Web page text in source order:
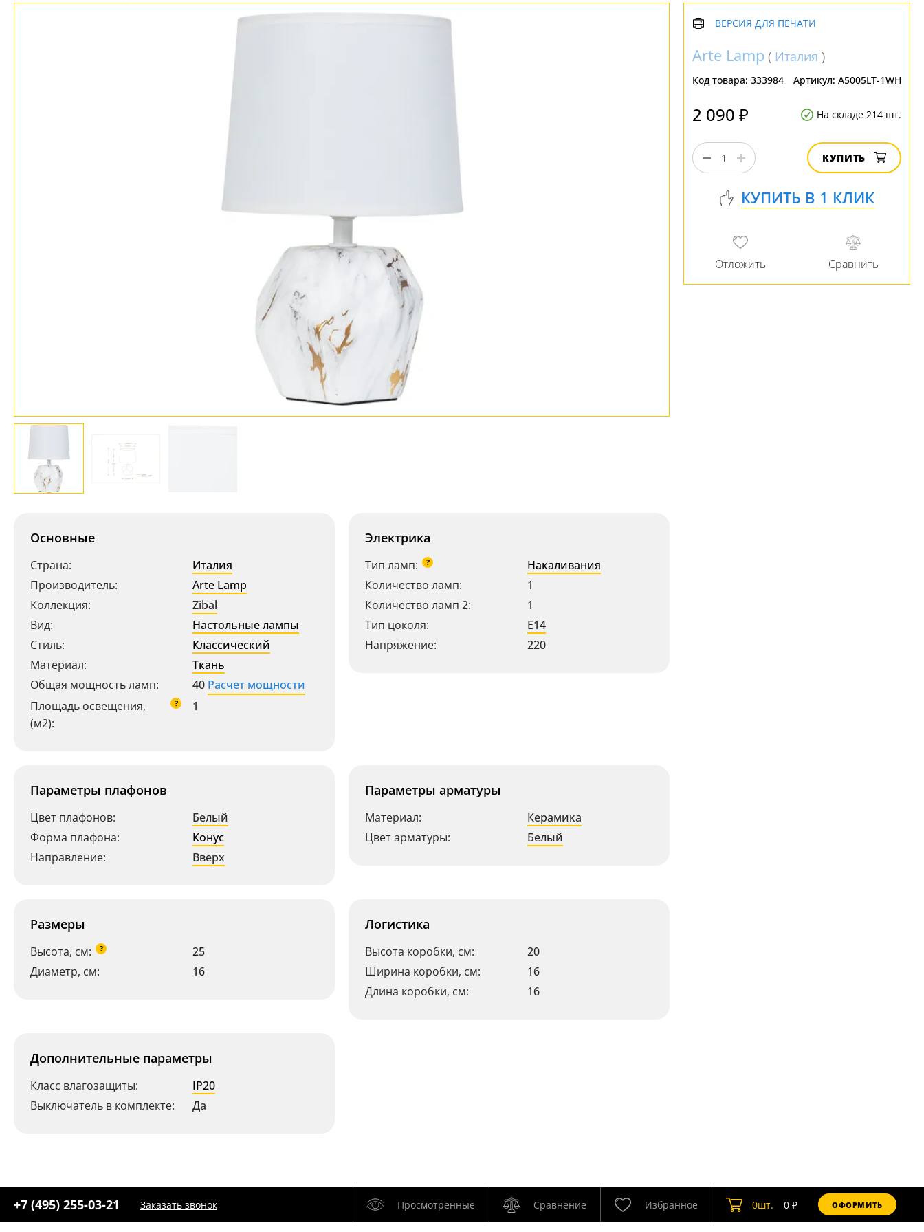
+7 (800) 775-63-32- бесплатно по России
+7 (495) 255-03-21 - бесплатная доставка
Основные
Страна:
Италия
Производитель:
Arte Lamp
Коллекция:
Zibal
Вид:
Настольные лампы
Стиль:
Классический
Материал:
Ткань
Общая мощность ламп:
40 Расчет мощности
Площадь освещения,
(м2):
? 1
Электрика
Тип ламп: ?
Накаливания
Количество ламп:
1
Количество ламп 2:
1
Тип цоколя:
E14
Напряжение:
220
Параметры плафонов
Цвет плафонов:
Белый
Форма плафона:
Конус
Направление:
Вверх
Параметры арматуры
Материал:
Керамика
Цвет арматуры:
Белый
Размеры
Высота, см: ?
25
Диаметр, см:
16
Логистика
Высота коробки, см:
20
Ширина коробки, см:
16
Длина коробки, см:
16
Дополнительные параметры
Класс влагозащиты:
IP20
Выключатель в комплекте:
Да
ВЕРСИЯ ДЛЯ ПЕЧАТИ
Arte Lamp ( Италия )
Код товара: 333984 Артикул: A5005LT-1WH
2 090 ₽ На складе 214 шт.
КУПИТЬ
+7 (495) 255-03-21 Заказать звонок Просмотренные Сравнение Избранное 0шт. 0₽ ОФОРМИТЬ